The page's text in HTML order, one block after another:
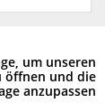
um unseren
öffnen und die
anzupassen